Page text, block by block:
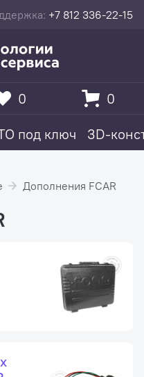
+7 812 336-22-15
под ключ 3D-
0 0
Дополнения FCAR